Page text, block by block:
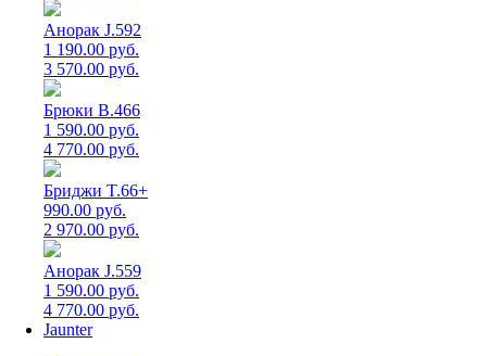
Анорак J.592
1 190.00 руб.
3 570.00 руб.
Брюки B.466
1 590.00 руб.
4 770.00 руб.
Бриджи T.66+
990.00 руб.
2 970.00 руб.
Анорак J.559
1 590.00 руб.
4 770.00 руб.
Jaunter